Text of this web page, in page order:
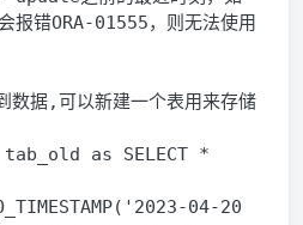
报错ORA-01555，则无法使用
数据,可以新建一个表用来存储
tab_old as SELECT *
04-20